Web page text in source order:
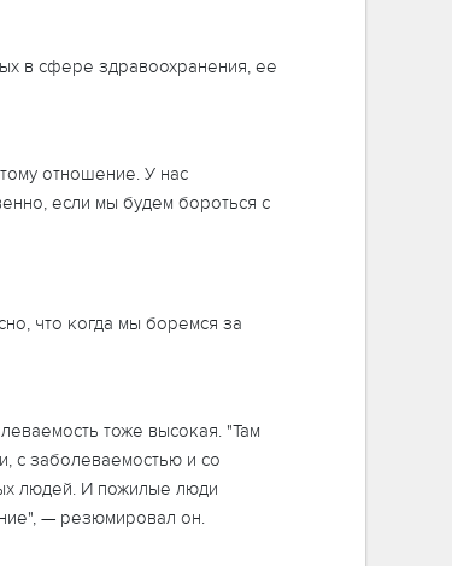
в сфере здравоохранения, ее
отношение. У нас
если мы будем бороться с
что когда мы боремся за
тоже высокая. "Там
с заболеваемостью и со
людей. И пожилые люди
— резюмировал он.